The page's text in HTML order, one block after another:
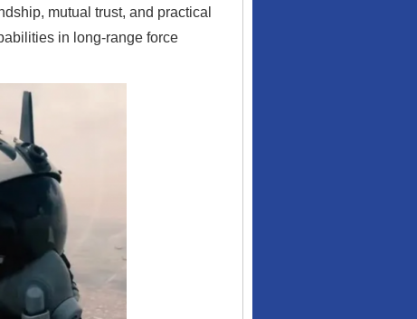
mutual trust, and practical
in long-range force
行业协会接连发公告